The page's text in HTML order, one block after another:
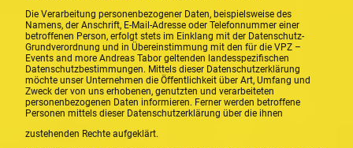
Die Verarbeitung personenbezogener Daten, beispielsweise des
Namens, der Anschrift, E-Mail-Adresse oder Telefonnummer einer
betroffenen Person, erfolgt stets im Einklang mit der Datenschutz-
Grundverordnung und in Übereinstimmung mit den für die VPZ –
Events and more Andreas Tabor geltenden landesspezifischen
Datenschutzbestimmungen. Mittels dieser Datenschutzerklärung
möchte unser Unternehmen die Öffentlichkeit über Art, Umfang und
Zweck der von uns erhobenen, genutzten und verarbeiteten
personenbezogenen Daten informieren. Ferner werden betroffene
Personen mittels dieser Datenschutzerklärung über die ihnen
zustehenden Rechte aufgeklärt.